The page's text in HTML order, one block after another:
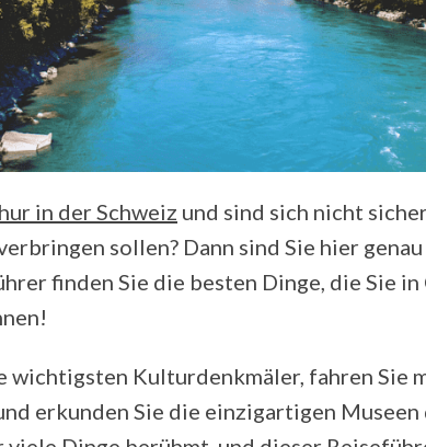
in der Schweiz und sind sich nicht
sollen? Dann sind Sie hier
finden Sie die besten Dinge, die Sie in
wichtigsten Kulturdenkmäler, fahren Sie
erkunden Sie die einzigartigen